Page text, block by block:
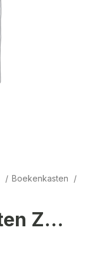
Boekenkasten
Leann Boekenkasten Zwart,Bruin